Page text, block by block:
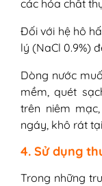
các hóa chất
Đối với hệ hô
lý (NaCl 0.9%)
Dòng nước
mềm, quét
trên niêm
ngáy, khô rát
4. Sử dụng
Trong những